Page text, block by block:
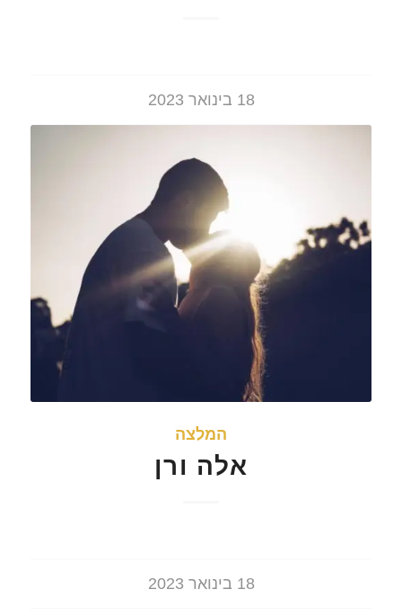
18 בינואר 2023
המלצה
אלה ורן
18 בינואר 2023